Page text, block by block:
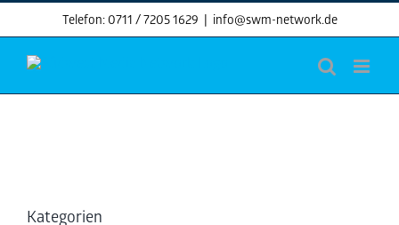
to
content
Telefon: 0711 / 7205 1629 | info@swm-network.de
Kategorien